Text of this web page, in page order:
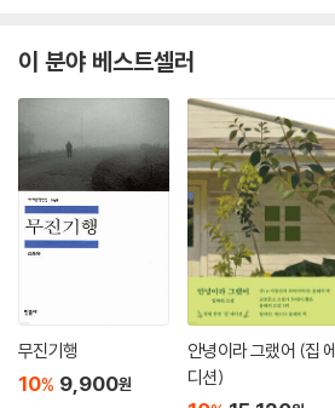
이 분야 베스트셀러
무진기행
10% 9,900원
안녕이라 그랬어 (집 에
디션)